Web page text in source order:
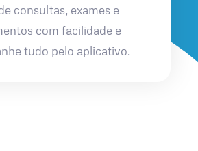
consultas, exames e
com facilidade e
tudo pelo aplicativo.